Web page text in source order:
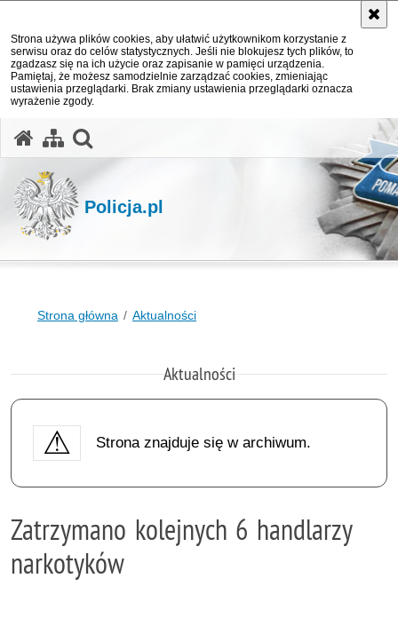
Strona używa plików cookies, aby ułatwić użytkownikom korzystanie z
serwisu oraz do celów statystycznych. Jeśli nie blokujesz tych plików, to
zgadzasz się na ich użycie oraz zapisanie w pamięci urządzenia.
Pamiętaj, że możesz samodzielnie zarządzać cookies, zmieniając
ustawienia przeglądarki. Brak zmiany ustawienia przeglądarki oznacza
wyrażenie zgody.
Policja.pl
Strona główna Aktualności
Aktualności
Strona znajduje się w archiwum.
Zatrzymano kolejnych 6 handlarzy
narkotyków